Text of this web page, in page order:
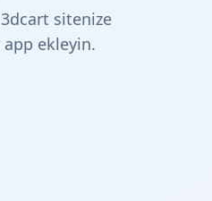
sitenize
ekleyin.